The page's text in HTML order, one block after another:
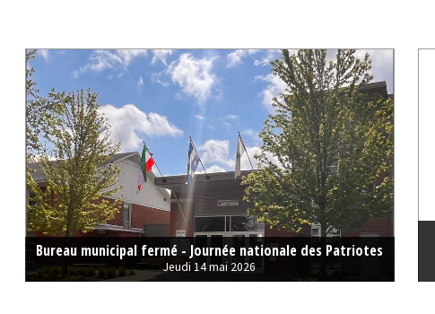
Bureau municipal fermé - Journée nationale des Patriotes
Jeudi 14 mai 2026